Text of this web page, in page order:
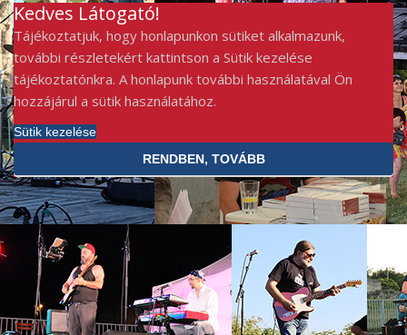
Kedves Látogató!
Tájékoztatjuk, hogy honlapunkon sütiket alkalmazunk,
további részletekért kattintson a Sütik kezelése
tájékoztatónkra. A honlapunk további használatával Ön
hozzájárul a sütik használatához.
Sütik kezelése
RENDBEN, TOVÁBB